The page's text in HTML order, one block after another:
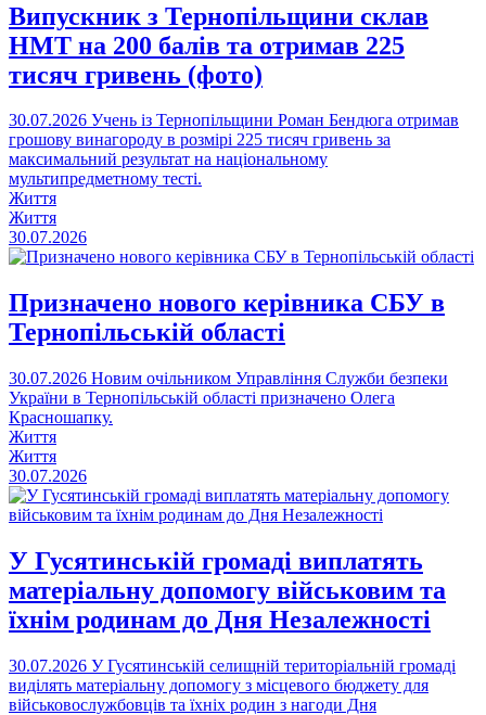
Випускник з Тернопільщини склав
НМТ на 200 балів та отримав 225
тисяч гривень (фото)
30.07.2026 Учень із Тернопільщини Роман Бендюга отримав
грошову винагороду в розмірі 225 тисяч гривень за
максимальний результат на національному
мультипредметному тесті.
Життя
Життя
30.07.2026
Призначено нового керівника СБУ в
Тернопільській області
30.07.2026 Новим очільником Управління Служби безпеки
України в Тернопільській області призначено Олега
Красношапку.
Життя
Життя
30.07.2026
У Гусятинській громаді виплатять
матеріальну допомогу військовим та
їхнім родинам до Дня Незалежності
30.07.2026 У Гусятинській селищній територіальній громаді
виділять матеріальну допомогу з місцевого бюджету для
військовослужбовців та їхніх родин з нагоди Дня